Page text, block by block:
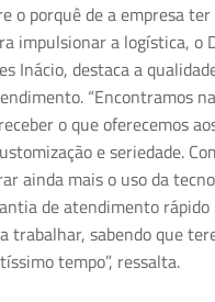
o porquê de a empresa
impulsionar a logística, o
Inácio, destaca a
“Encontramos
o que oferecemos
e seriedade.
ainda mais o uso da
de atendimento
trabalhar, sabendo que
tempo”, ressalta.